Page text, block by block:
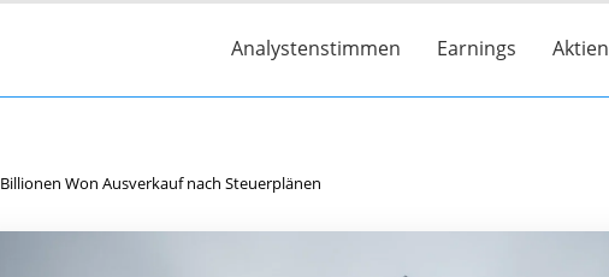
Analystenstimmen Earnings Aktien
Won Ausverkauf nach Steuerplänen